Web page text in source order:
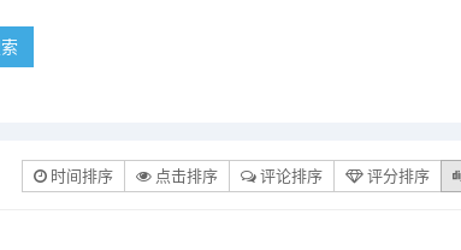
时间排序 点击排序 评论排序 评分排序